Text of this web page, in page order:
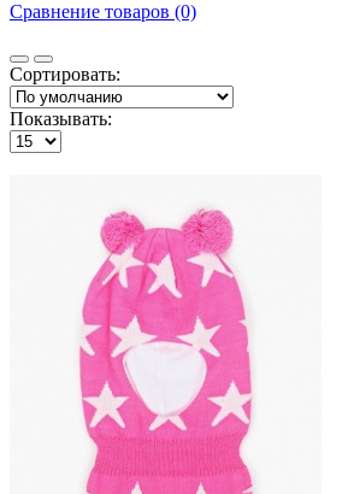
Сравнение товаров (0)
Сортировать:
Показывать: